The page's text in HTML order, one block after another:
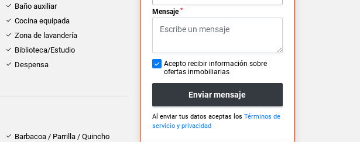
Baño auxiliar
Cocina equipada
Zona de lavandería
Biblioteca/Estudio
Despensa
Barbacoa / Parrilla / Quincho
Mensaje *
Acepto recibir información sobre
ofertas inmobiliarias
Enviar mensaje
Al enviar tus datos aceptas los Términos de
servicio y privacidad